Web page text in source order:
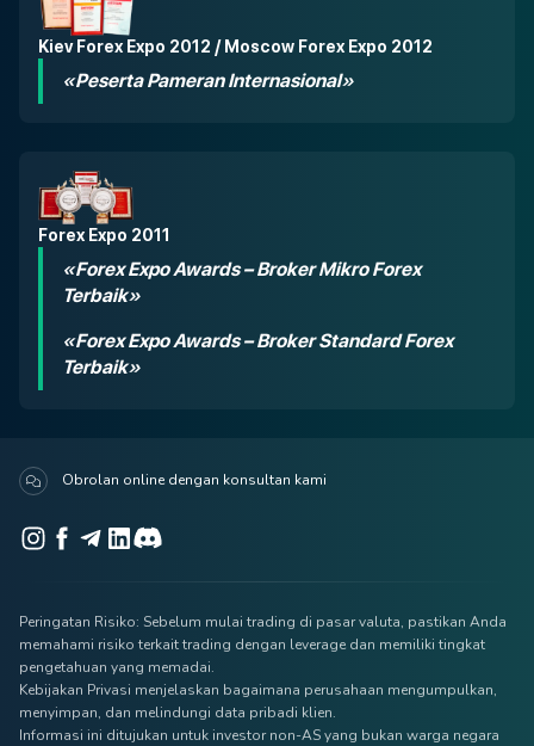
Kiev Forex Expo 2012 / Moscow Forex Expo 2012
«Peserta Pameran Internasional»
Forex Expo 2011
«Forex Expo Awards – Broker Mikro Forex
Terbaik»
«Forex Expo Awards – Broker Standard Forex
Terbaik»
Obrolan online dengan konsultan kami
Peringatan Risiko: Sebelum mulai trading di pasar valuta, pastikan Anda
memahami risiko terkait trading dengan leverage dan memiliki tingkat
pengetahuan yang memadai.
Kebijakan Privasi menjelaskan bagaimana perusahaan mengumpulkan,
menyimpan, dan melindungi data pribadi klien.
Informasi ini ditujukan untuk investor non-AS yang bukan warga negara